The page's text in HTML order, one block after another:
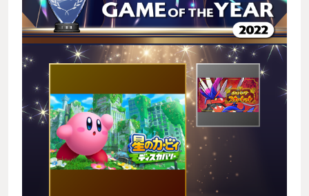
たのに、ボスではさすがに協力プレイ 逃げるカービィ、突撃す
るワドルディ ボスの激しい攻撃に二人ともライフはあとわずか
やられてしまうワドルディ 「数十秒で復活できるからそれまで
しのいでくれカービィ！」 必死によけて、ようやく復活 ボスの
ライフもあと少し！二人で一斉攻撃だ！！ ・・・・・・ この戦
いは結局負けてしまいました。 そして、町に戻ってふと気づき
ました。 「あっ、ハードモードのままだった」 文句を言われつ
つも、またこんどやろうねと、今日のゲームはおしまいです。
思い出ばかりでゲーム内容にふれていませんが、ゲームを普段
やらない人とでも遊びやすいのは素晴らしいです。 操作も簡単
だし、3D酔いしないし、かわいいし、こわくないし YourGOTY
の企画を二人で話していて上がった作品なので部門賞で投稿で
す。